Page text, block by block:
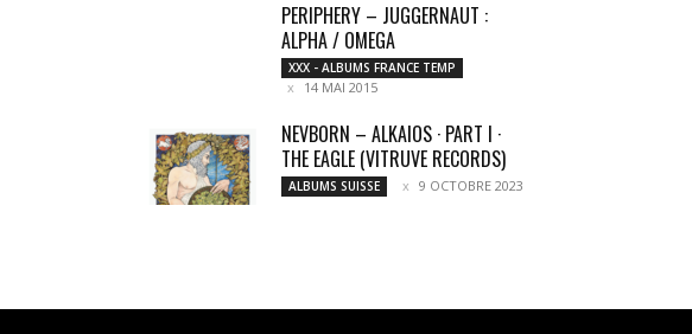
PERIPHERY – JUGGERNAUT :
ALPHA / OMEGA
XXX - ALBUMS FRANCE TEMP
14 MAI 2015
NEVBORN – ALKAIOS · PART I ·
THE EAGLE (VITRUVE RECORDS)
ALBUMS SUISSE 9 OCTOBRE 2023